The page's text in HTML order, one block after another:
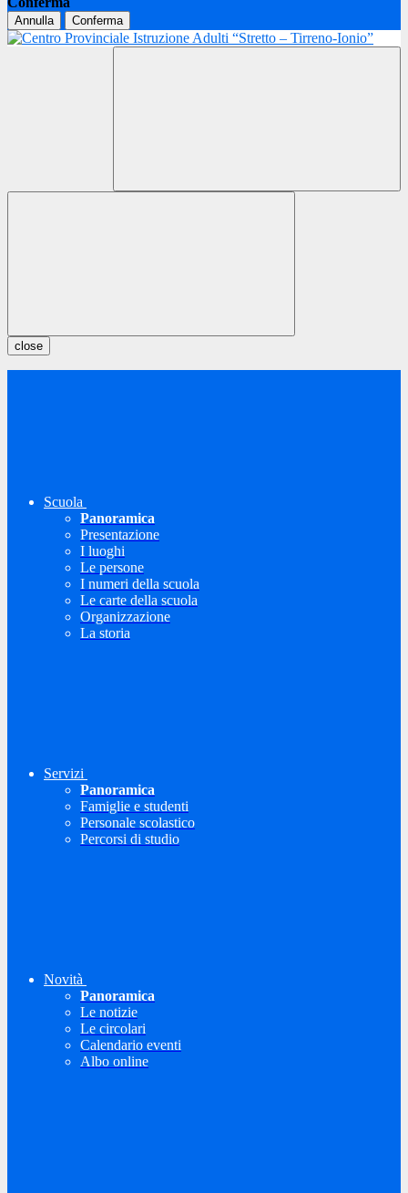
Annulla Conferma
close
Scuola
Panoramica
Presentazione
I luoghi
Le persone
I numeri della scuola
Le carte della scuola
Organizzazione
La storia
Servizi
Panoramica
Famiglie e studenti
Personale scolastico
Percorsi di studio
Novità
Panoramica
Le notizie
Le circolari
Calendario eventi
Albo online